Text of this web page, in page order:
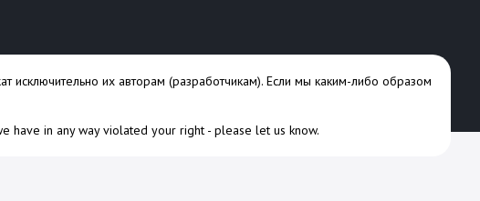
их авторам (разработчикам). Если мы каким-либо образом
have in any way violated your right - please let us know.